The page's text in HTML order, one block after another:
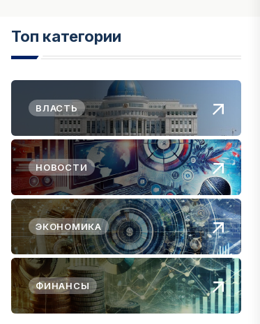
Топ категории
ВЛАСТЬ
НОВОСТИ
ЭКОНОМИКА
ФИНАНСЫ